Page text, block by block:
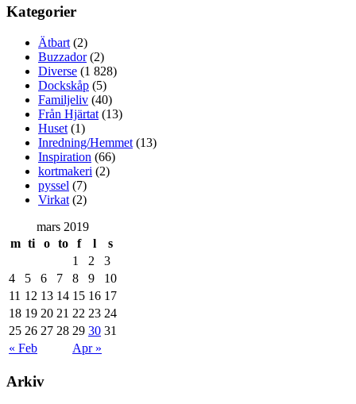
Kategorier
Ätbart (2)
Buzzador(2)
Diverse (1 828)
Dockskåp (5)
Familjeliv (40)
Från Hjärtat (13)
Huset (1)
Inredning/Hemmet (13)
Inspiration (66)
kortmakeri (2)
pyssel (7)
Virkat (2)
mars 2019
m ti o to f l s
« Feb Apr »
1 2
3
4
5 6 7 8 9
10
11 12 13 14 15 16 17
18 19 20 21 22 23 24
25 26 27 28 29 30 31
Arkiv